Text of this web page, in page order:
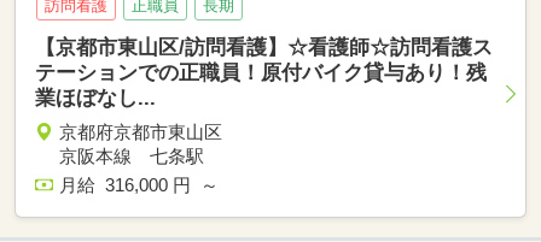
訪問看護 正職員 長期
【京都市東山区/訪問看護】☆看護師☆訪問看護ス
テーションでの正職員！原付バイク貸与あり！残
業ほぼなし...
京都府京都市東山区
京阪本線 七条駅
月給 316,000 円 ～